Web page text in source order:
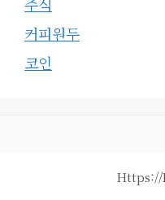
커피원두
코인
Https://